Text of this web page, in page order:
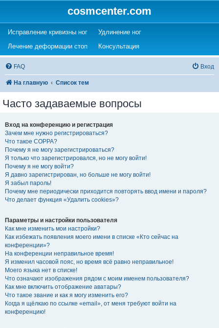
cosmcenter.com
Исправление кривизны ног(Opens a new tab)
Удлинение ног(Opens a new tab)
Лечение деформации стоп(Opens a new tab)
Консультация(Opens a new tab)
FAQ Вход
На главную Список тем
Часто задаваемые вопросы
Вход на конференцию и регистрация
Зачем мне нужно регистрироваться?
Что такое COPPA?
Почему я не могу зарегистрироваться?
Я только что зарегистрировался, но не могу войти!
Почему я не могу войти?
Я давно зарегистрирован, но больше не могу войти!
Я забыл пароль!
Почему мне периодически приходится повторять ввод имени и пароля?
Что делает функция «Удалить cookies»?
Параметры и настройки пользователя
Как мне изменить мои настройки?
Как избежать появления моего имени в списке «Кто сейчас на
конференции»?
На конференции неправильное время!
Я изменил часовой пояс, но время всё равно неправильное!
Моего языка нет в списке!
Что означают изображения рядом с моим именем пользователя?
Как мне включить отображение аватары?
Что такое звание и как я могу изменить его?
Когда я щёлкаю по ссылке «email», от меня требуют войти на
конференцию!